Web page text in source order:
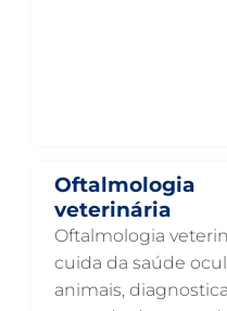
OFTALMOLOGIA
NEUROLOGIA ANIMAL EM
NEFROLOGIA VETERINÁRIA
LABORATÓRIO PET EM
Oftalmologia
veterinária
Oftalmologia
cuida da saúde
animais,